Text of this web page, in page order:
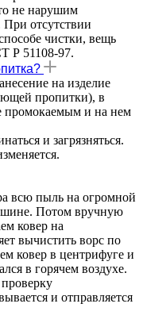
не нарушим
отсутствии
чистки, вещь
Р 51108-97.
на изделие
пропитки), в
промокаемым и на нем
и загрязняться.
всю пыль на огромной
Потом вручную
ковер на
вычистить ворс по
ковер в центрифуге и
в горячем воздухе.
и отправляется